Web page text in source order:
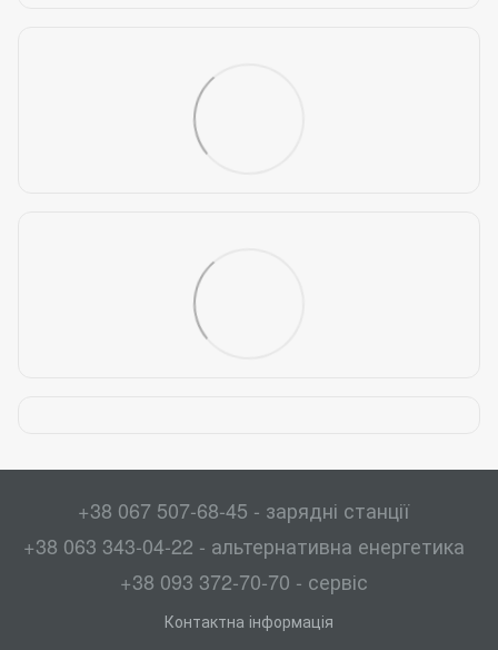
+38 067 507-68-45 - зарядні станції
+38 063 343-04-22 - альтернативна енергетика
+38 093 372-70-70 - сервіс
Контактна інформація